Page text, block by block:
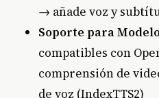
→ añade voz y
Soporte para
compatibles con
comprensión de
de voz (IndexTTS2)